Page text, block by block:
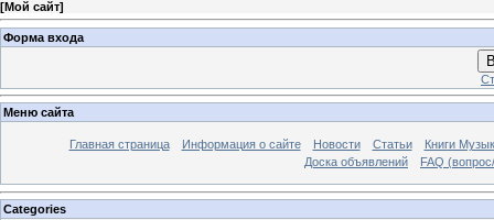
[Мой сайт]
Форма входа
Меню сайта
Главная страница Информация о сайте Новости Статьи
Книги
Доска объявлений
FAQ
Categories